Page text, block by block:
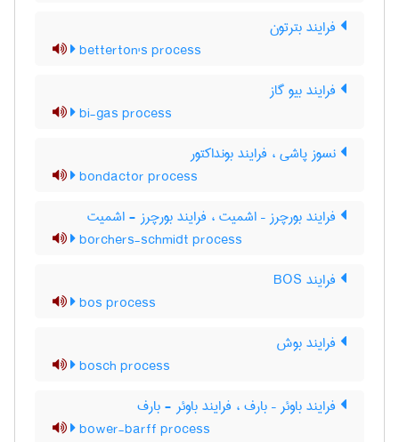
فرایند بترتون
betterton's process
فرایند بیو گاز
bi-gas process
نسوز پاشی ، فرایند بونداکتور
bondactor process
فرایند بورچرز – اشمیت ، فرایند بورچرز - اشمیت
borchers-schmidt process
فرایند BOS
bos process
فرایند بوش
bosch process
فرایند باوئر – بارف ، فرایند باوئر - بارف
bower-barff process